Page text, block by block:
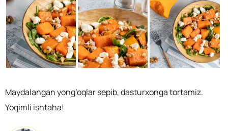
Maydalangan yong’oqlar sepib, dasturxonga tortamiz.
Yoqimli ishtaha!